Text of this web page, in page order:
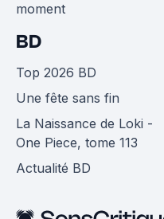
moment
BD
Top 2026 BD
Une fête sans fin
La Naissance de Loki -
One Piece, tome 113
Actualité BD